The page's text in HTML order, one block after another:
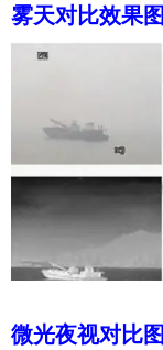
雾天对比效果图
微光夜视对比图